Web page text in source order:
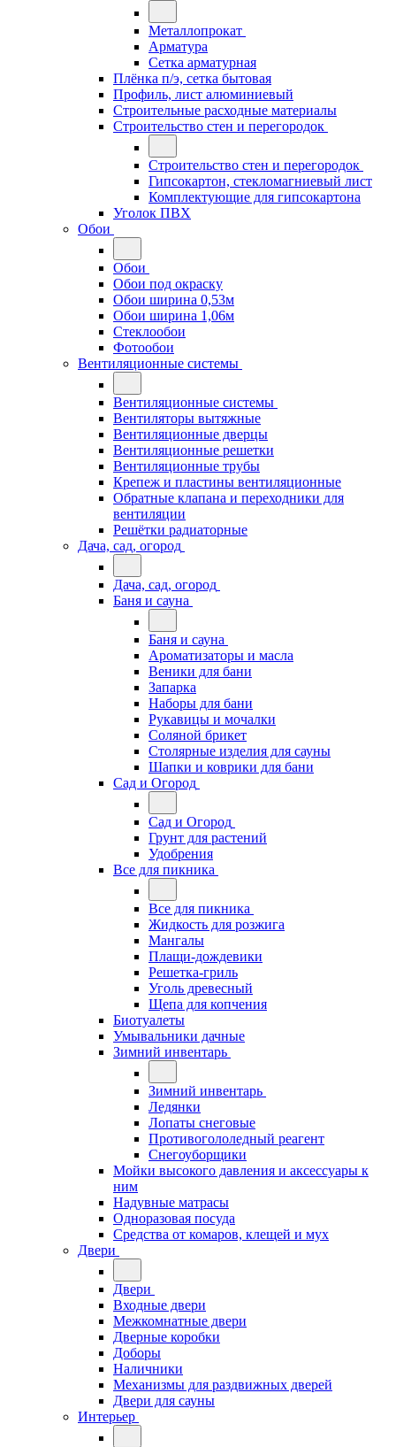
Металлопрокат
Арматура
Сетка арматурная
Плёнка п/э, сетка бытовая
Профиль, лист алюминиевый
Строительные расходные материалы
Строительство стен и перегородок
Строительство стен и перегородок
Гипсокартон, стекломагниевый лист
Комплектующие для гипсокартона
Уголок ПВХ
Обои
Обои
Обои под окраску
Обои ширина 0,53м
Обои ширина 1,06м
Стеклообои
Фотообои
Вентиляционные системы
Вентиляционные системы
Вентиляторы вытяжные
Вентиляционные дверцы
Вентиляционные решетки
Вентиляционные трубы
Крепеж и пластины вентиляционные
Обратные клапана и переходники для
вентиляции
Решётки радиаторные
Дача, сад, огород
Дача, сад, огород
Баня и сауна
Баня и сауна
Ароматизаторы и масла
Веники для бани
Запарка
Наборы для бани
Рукавицы и мочалки
Соляной брикет
Столярные изделия для сауны
Шапки и коврики для бани
Сад и Огород
Сад и Огород
Грунт для растений
Удобрения
Все для пикника
Все для пикника
Жидкость для розжига
Мангалы
Плащи-дождевики
Решетка-гриль
Уголь древесный
Щепа для копчения
Биотуалеты
Умывальники дачные
Зимний инвентарь
Зимний инвентарь
Ледянки
Лопаты снеговые
Противогололедный реагент
Снегоуборщики
Мойки высокого давления и аксессуары к
ним
Надувные матрасы
Одноразовая посуда
Средства от комаров, клещей и мух
Двери
Двери
Входные двери
Межкомнатные двери
Дверные коробки
Доборы
Наличники
Механизмы для раздвижных дверей
Двери для сауны
Интерьер